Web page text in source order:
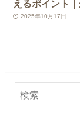
えるポイント
2025年10月17日